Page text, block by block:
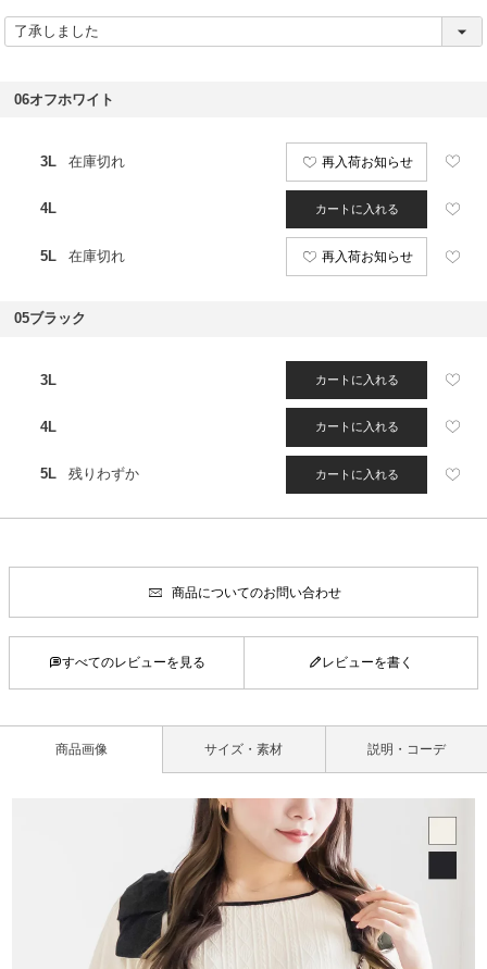
必
06オフホワイト
3L 在庫切れ 再入荷お知らせ
4L カートに入れる
5L 在庫切れ 再入荷お知らせ
05ブラック
3L カートに入れる
4L カートに入れる
5L 残りわずか カートに入れる
商品についてのお問い合わせ
すべてのレビューを見る レビューを書く
商品画像 サイズ・素材 説明・コーデ